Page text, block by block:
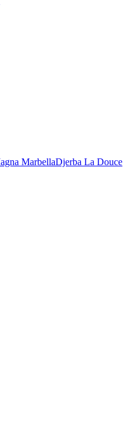
MarbellaDjerba La Douce